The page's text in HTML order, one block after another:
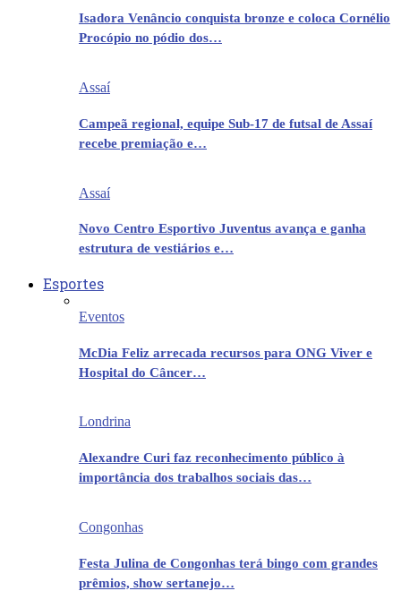
Isadora Venâncio conquista bronze e coloca Cornélio
Procópio no pódio dos…
Assaí
Campeã regional, equipe Sub-17 de futsal de Assaí
recebe premiação e…
Assaí
Novo Centro Esportivo Juventus avança e ganha
estrutura de vestiários e…
Esportes
Eventos
McDia Feliz arrecada recursos para ONG Viver e
Hospital do Câncer…
Londrina
Alexandre Curi faz reconhecimento público à
importância dos trabalhos sociais das…
Congonhas
Festa Julina de Congonhas terá bingo com grandes
prêmios, show sertanejo…